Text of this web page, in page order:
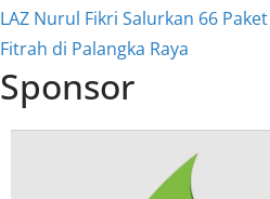
LAZ Nurul Fikri Salurkan 66
Fitrah di Palangka Raya
Sponsor